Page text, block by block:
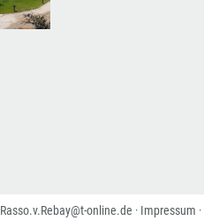
Rasso.v.Rebay@t-online.de · Impressum ·